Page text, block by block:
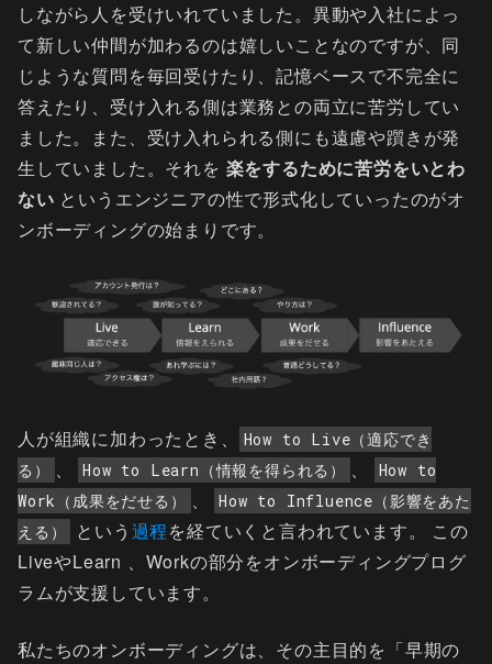
しながら人を受けいれていました。異動や入社によっ
て新しい仲間が加わるのは嬉しいことなのですが、同
じような質問を毎回受けたり、記憶ベースで不完全に
答えたり、受け入れる側は業務との両立に苦労してい
ました。また、受け入れられる側にも遠慮や躓きが発
生していました。それを 楽をするために苦労をいとわ
ない というエンジニアの性で形式化していったのがオ
ンボーディングの始まりです。
人が組織に加わったとき、
How to Live（適応でき
る）
、 How to Learn（情報を得られる） 、
How to
Work（成果をだせる）
、
How to Influence（影響をあた
える）
という 過程を経ていくと言われています。 この
LiveやLearn 、Workの部分をオンボーディングプログ
ラムが支援しています。
私たちのオンボーディングは、その主目的を「早期の